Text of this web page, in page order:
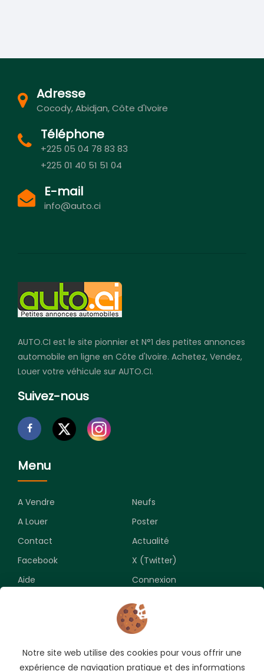
Adresse
Cocody, Abidjan, Côte d'Ivoire
Téléphone
+225 05 04 78 83 83
+225 01 40 51 51 04
E-mail
info@auto.ci
AUTO.CI est le site pionnier et N°1 des petites annonces
automobile en ligne en Côte d'Ivoire. Achetez, Vendez,
Louer votre véhicule sur AUTO.CI.
Suivez-nous
Menu
A Vendre
Neufs
A Louer
Poster
Contact
Actualité
Facebook
X (Twitter)
Aide
Connexion
Souscrivez pour recevoir les meilleures opportunités.
Notre site web utilise des cookies pour vous offrir une
expérience de navigation pratique et des informations